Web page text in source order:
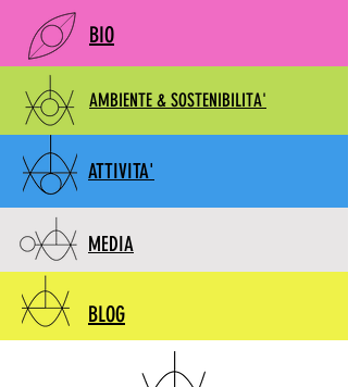
BIO
AMBIENTE & SOSTENIBILITA'
ATTIVITA'
MEDIA
BLOG